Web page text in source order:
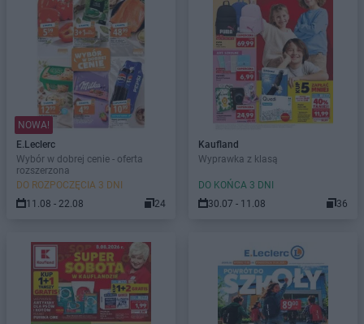
NOWA!
E.Leclerc
Wybór w dobrej cenie - oferta
rozszerzona
DO ROZPOCZĘCIA 3 DNI
11.08 - 22.08
24
Kaufland
Wyprawka z klasą
DO KOŃCA 3 DNI
30.07 - 11.08
36